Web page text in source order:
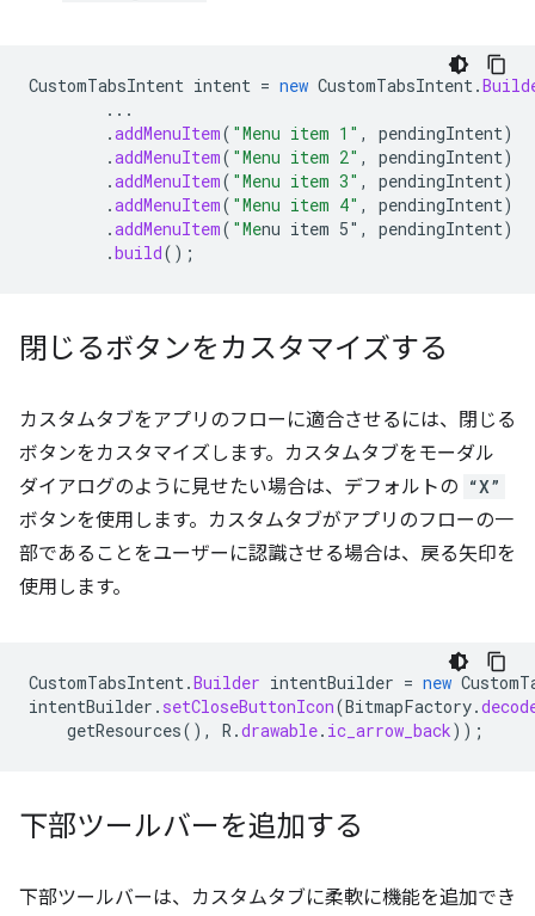
CustomTabsIntent intent = new CustomTabsIntent.
...
.addMenuItem( "Menu item 1" , pendingIntent)
.addMenuItem( "Menu item 2" , pendingIntent)
.addMenuItem( "Menu item 3" , pendingIntent)
.addMenuItem( "Menu item 4" , pendingIntent)
.addMenuItem( "Menu item 5" , pendingIntent)
.build();
閉じるボタンをカスタマイズする
カスタムタブをアプリのフローに適合させるには、閉じる
ボタンをカスタマイズします。カスタムタブをモーダル
ダイアログのように見せたい場合は、デフォルトの “X”
ボタンを使用します。カスタムタブがアプリのフローの一
部であることをユーザーに認識させる場合は、戻る矢印を
使用します。
CustomTabsIntent.Builder intentBuilder = new
intentBuilder . setCloseButtonIcon(BitmapFactory.
getResources(), R .drawable. ic_arrow_back));
下部ツールバーを追加する
下部ツールバーは、カスタムタブに柔軟に機能を追加でき